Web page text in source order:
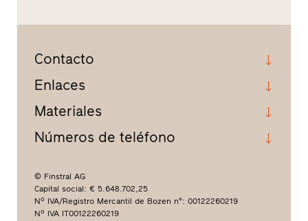
Contacto
Enlaces
Materiales
Números de teléfono
© Finstral AG
Capital social: € 5.648.702,25
Nº IVA/Registro Mercantil de Bozen n°: 00122260219
Nº IVA IT00122260219